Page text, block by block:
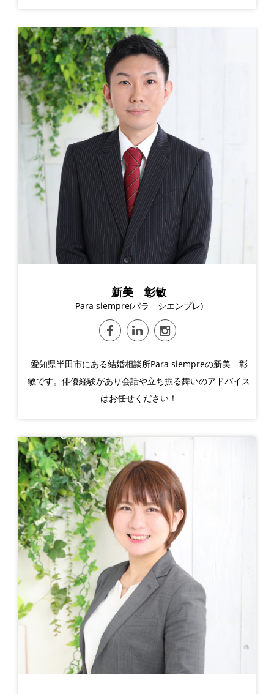
新美 彰敏
Para siempre(パラ シエンプレ)
愛知県半田市にある結婚相談所Para siempreの新美 彰
敏です。俳優経験があり会話や立ち振る舞いのアドバイス
はお任せください！